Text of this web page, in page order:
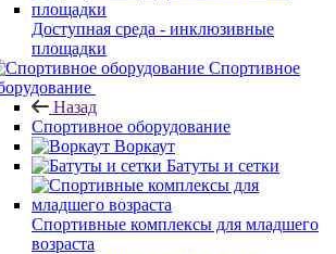
Доступная среда - инклюзивные
площадки
Спортивное
Назад
Спортивное оборудование
Воркаут
Батуты и сетки
Спортивные комплексы для младшего
возраста